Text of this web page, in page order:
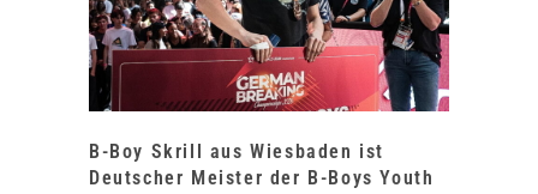
B-Boy Skrill aus Wiesbaden ist
Deutscher Meister der B-Boys Youth